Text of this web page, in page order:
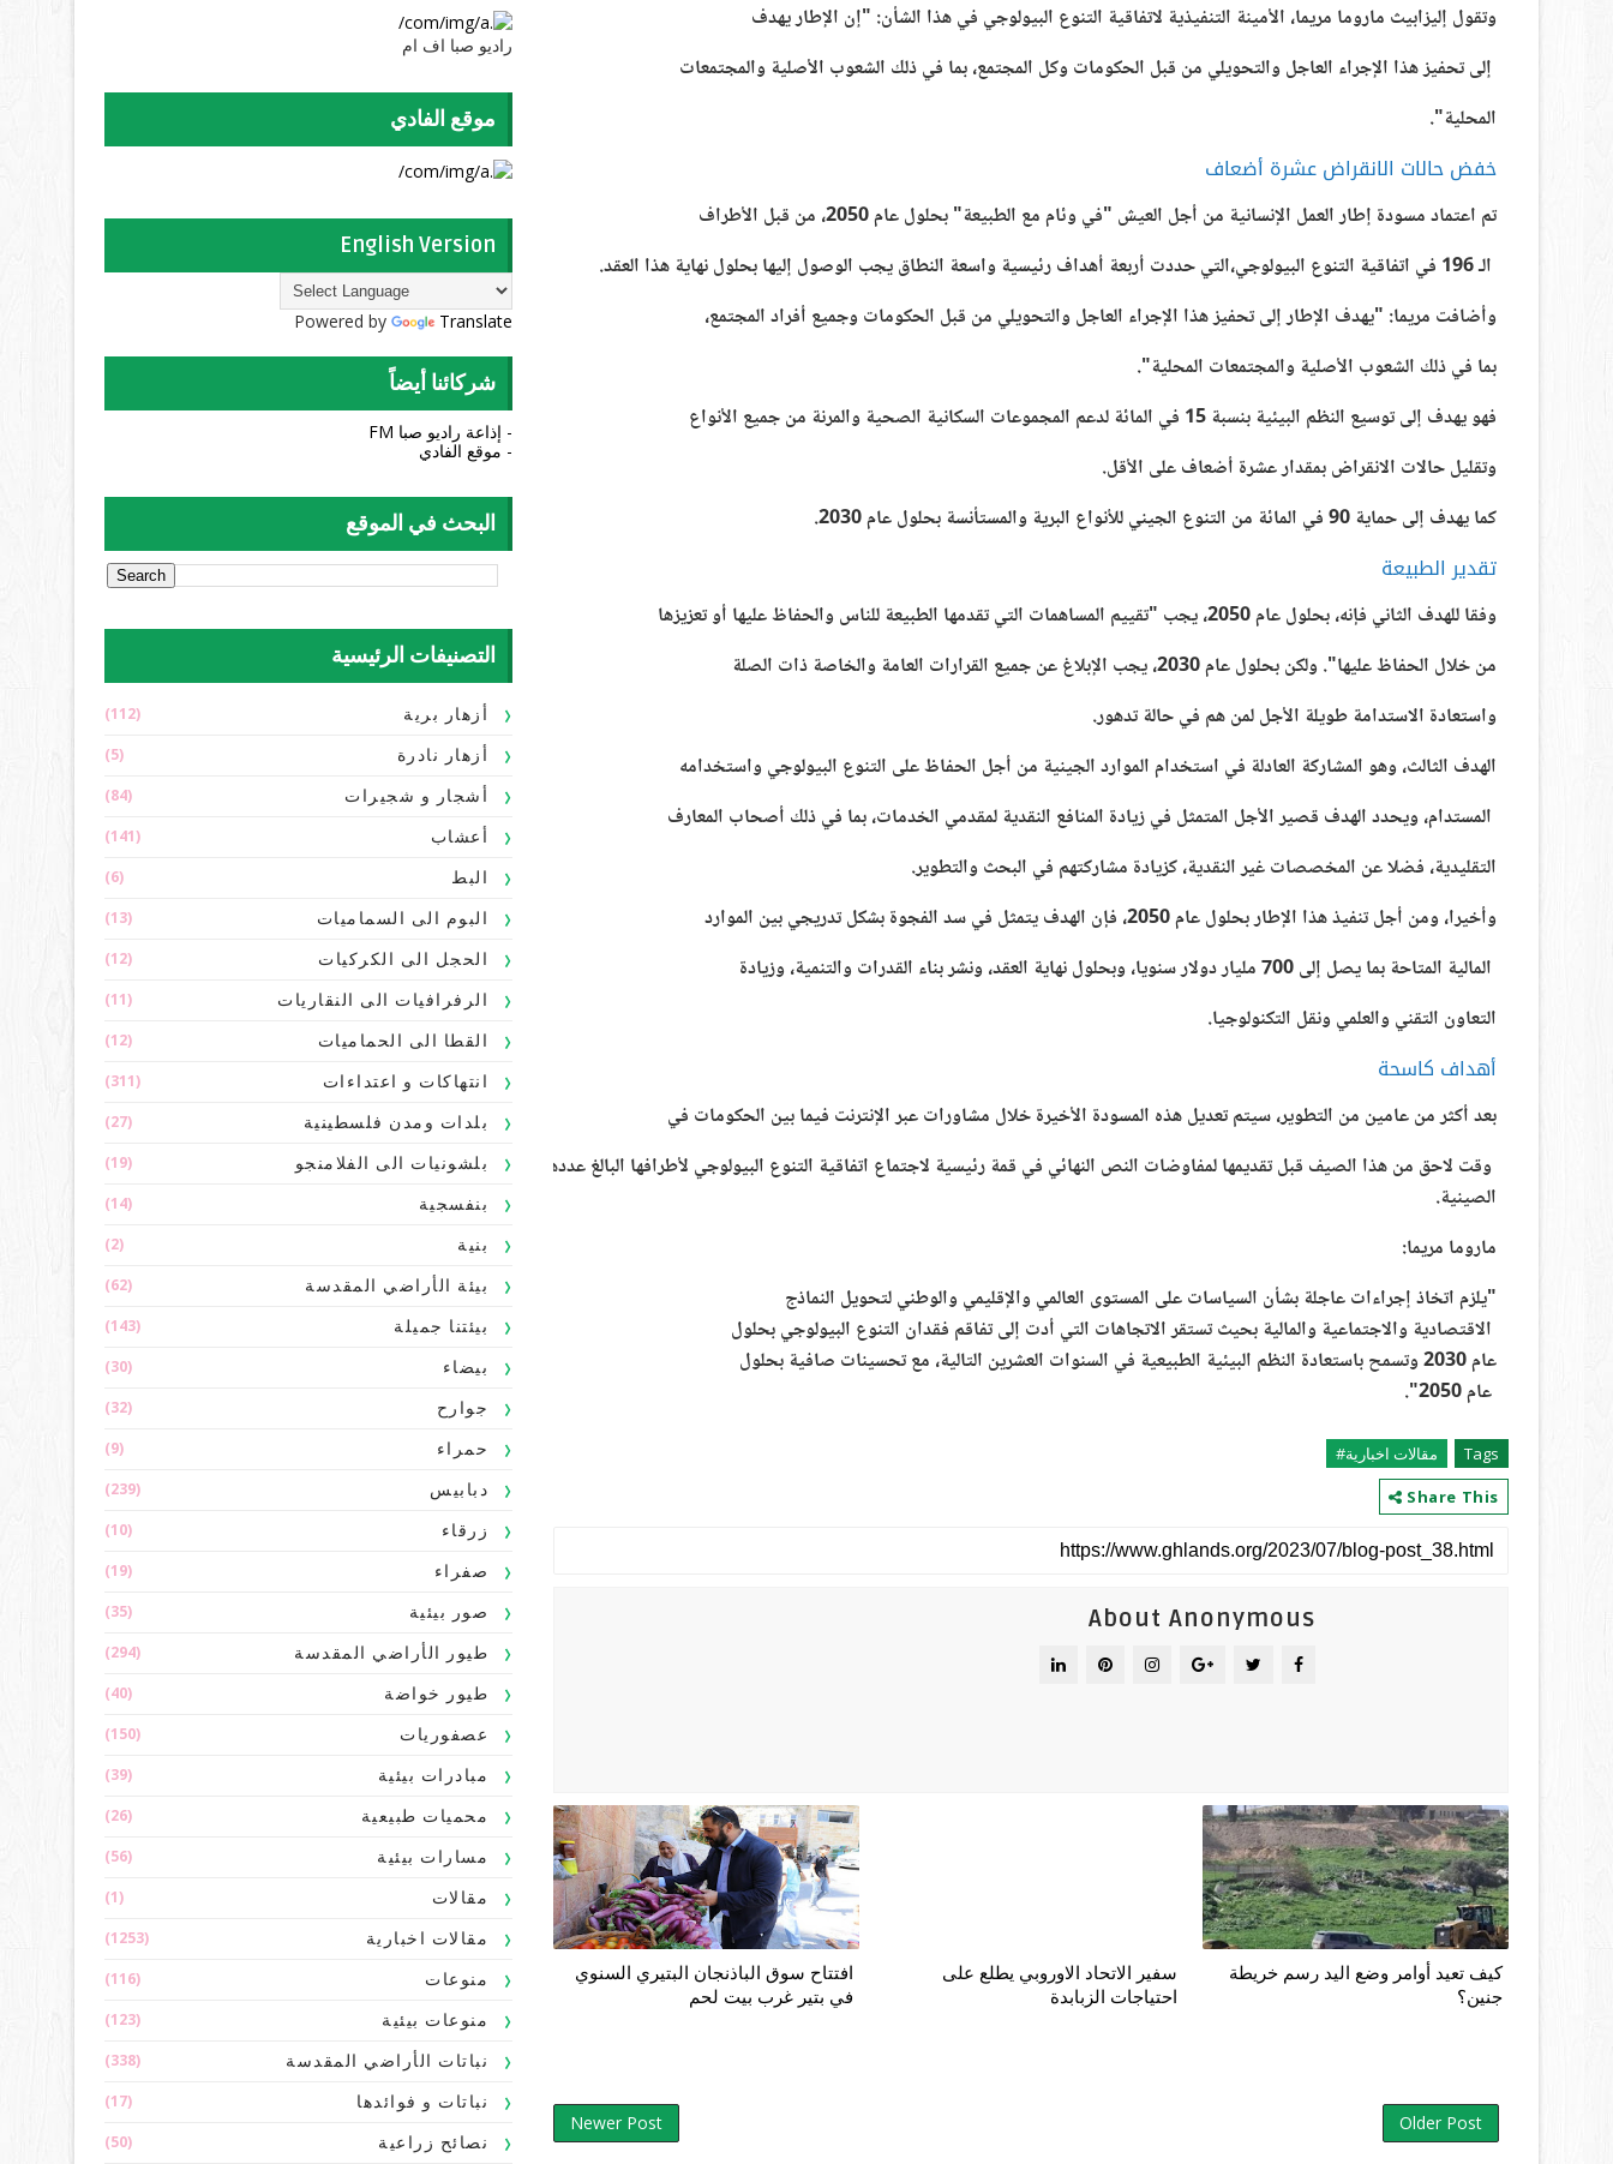
وتقول إليزابيث ماروما مريما، الأمينة التنفيذية لاتفاقية التنوع البيولوجي في هذا الشأن: "إن الإطار يهدف
إلى تحفيز هذا الإجراء العاجل والتحويلي من قبل الحكومات وكل المجتمع، بما في ذلك الشعوب الأصلية والمجتمعات
المحلية".
خفض حالات الانقراض عشرة أضعاف
تم اعتماد مسودة إطار العمل الإنسانية من أجل العيش "في وئام مع الطبيعة" بحلول عام 2050، من قبل الأطراف
الـ 196 في اتفاقية التنوع البيولوجي،التي حددت أربعة أهداف رئيسية واسعة النطاق يجب الوصول إليها بحلول نهاية هذا العقد.
وأضافت مريما: "يهدف الإطار إلى تحفيز هذا الإجراء العاجل والتحويلي من قبل الحكومات وجميع أفراد المجتمع،
بما في ذلك الشعوب الأصلية والمجتمعات المحلية".
فهو يهدف إلى توسيع النظم البيئية بنسبة 15 في المائة لدعم المجموعات السكانية الصحية والمرنة من جميع الأنواع
وتقليل حالات الانقراض بمقدار عشرة أضعاف على الأقل.
كما يهدف إلى حماية 90 في المائة من التنوع الجيني للأنواع البرية والمستأنسة بحلول عام 2030.
تقدير الطبيعة
وفقا للهدف الثاني فإنه، بحلول عام 2050، يجب "تقييم المساهمات التي تقدمها الطبيعة للناس والحفاظ عليها أو تعزيزها
من خلال الحفاظ عليها". ولكن بحلول عام 2030، يجب الإبلاغ عن جميع القرارات العامة والخاصة ذات الصلة
واستعادة الاستدامة طويلة الأجل لمن هم في حالة تدهور.
الهدف الثالث، وهو المشاركة العادلة في استخدام الموارد الجينية من أجل الحفاظ على التنوع البيولوجي واستخدامه
المستدام، ويحدد الهدف قصير الأجل المتمثل في زيادة المنافع النقدية لمقدمي الخدمات، بما في ذلك أصحاب المعارف
التقليدية، فضلا عن المخصصات غير النقدية، كزيادة مشاركتهم في البحث والتطوير.
وأخيرا، ومن أجل تنفيذ هذا الإطار بحلول عام 2050، فإن الهدف يتمثل في سد الفجوة بشكل تدريجي بين الموارد
المالية المتاحة بما يصل إلى 700 مليار دولار سنويا، وبحلول نهاية العقد، ونشر بناء القدرات والتنمية، وزيادة
التعاون التقني والعلمي ونقل التكنولوجيا.
أهداف كاسحة
بعد أكثر من عامين من التطوير، سيتم تعديل هذه المسودة الأخيرة خلال مشاورات عبر الإنترنت فيما بين الحكومات في
وقت لاحق من هذا الصيف قبل تقديمها لمفاوضات النص النهائي في قمة رئيسية لاجتماع اتفاقية التنوع البيولوجي لأطرافها البالغ عددها 196 في مدينة كونمينغ
الصينية.
ماروما مريما:
"يلزم اتخاذ إجراءات عاجلة بشأن السياسات على المستوى العالمي والإقليمي والوطني لتحويل النماذج
الاقتصادية والاجتماعية والمالية بحيث تستقر الاتجاهات التي أدت إلى تفاقم فقدان التنوع البيولوجي بحلول
عام 2030 وتسمح باستعادة النظم البيئية الطبيعية في السنوات العشرين التالية، مع تحسينات صافية بحلول
عام 2050".
Tags
مقالات اخبارية#
Share This
About Anonymous
افتتاح سوق الباذنجان البتيري السنوي
في بتير غرب بيت لحم
سفير الاتحاد الاوروبي يطلع على
احتياجات الزبابدة
كيف تعيد أوامر وضع اليد رسم خريطة
جنين؟
Newer Post Older Post
راديو صبا اف ام
موقع الفادي
English Version
Powered by Translate
شركائنا أيضاً
- إذاعة راديو صبا FM
- موقع الفادي
البحث في الموقع
التصنيفات الرئيسية
أزهار برية (112)
أزهار نادرة (5)
أشجار و شجيرات (84)
أعشاب (141)
البط (6)
البوم الى السماميات (13)
الحجل الى الكركيات (12)
الرفرافيات الى النقاريات (11)
القطا الى الحماميات (12)
انتهاكات و اعتداءات (311)
بلدات ومدن فلسطينية (27)
بلشونيات الى الفلامنجو (19)
بنفسجية (14)
بنية (2)
بيئة الأراضي المقدسة (62)
بيئتنا جميلة (143)
بيضاء (30)
جوارح (32)
حمراء (9)
دبابيس (239)
زرقاء (10)
صفراء (19)
صور بيئية (35)
طيور الأراضي المقدسة (294)
طيور خواضة (40)
عصفوريات (150)
مبادرات بيئية (39)
محميات طبيعية (26)
مسارات بيئية (56)
مقالات (1)
مقالات اخبارية (1253)
منوعات (116)
منوعات بيئية (123)
نباتات الأراضي المقدسة (338)
نباتات و فوائدها (17)
نصائح زراعية (50)